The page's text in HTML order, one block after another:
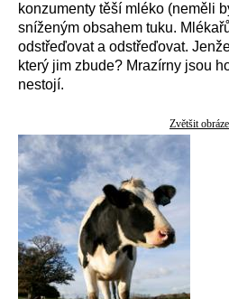
konzumenty těší mléko (neměli
sníženým obsahem tuku.
odstřeďovat a odstřeďovat.
který jim zbude? Mrazírny jsou
nestojí.
Zvětšit